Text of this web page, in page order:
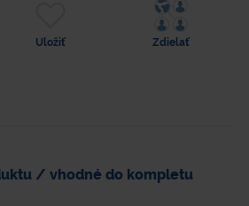
Uložiť Zdielať
/ vhodné do kompletu